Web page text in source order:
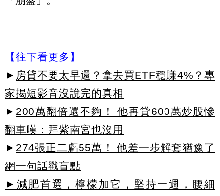
【往下看更多】
► 房貸不要太早還？拿去買ETF穩賺4%？專
家揭短影音沒說完的真相
► 200萬翻倍還不夠！ 他再貸600萬炒股慘
翻車嘆：拜紫南宮也沒用
► 274張正二虧55萬！ 他差一步解套猶豫了
網一句話戳盲點
►減肥首選，檸檬加它，堅持一週，腰細